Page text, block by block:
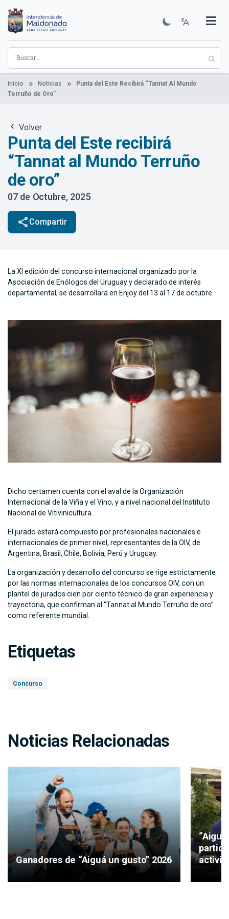
contenido
principal
Institucional
Municipios
Descubre Maldonado
Comunicación
Servicios
Guía De Trámites
Ver Noticias
Inicio Noticias
Punta del Este Recibirá “Tannat Al Mundo
Terruño de Oro”
Volver
Punta del Este recibirá
“Tannat al Mundo Terruño
de oro”
07 de Octubre, 2025
share Compartir
La XI edición del concurso internacional organizado por la
Asociación de Enólogos del Uruguay y declarado de interés
departamental, se desarrollará en Enjoy del 13 al 17 de octubre.
Dicho certamen cuenta con el aval de la Organización
Internacional de la Viña y el Vino, y a nivel nacional del Instituto
Nacional de Vitivinicultura.
El jurado estará compuesto por profesionales nacionales e
internacionales de primer nivel, representantes de la OIV, de
Argentina, Brasil, Chile, Bolivia, Perú y Uruguay.
La organización y desarrollo del concurso se rige estrictamente
por las normas internacionales de los concursos OIV, con un
plantel de jurados cien por ciento técnico de gran experiencia y
trayectoria, que confirman al “Tannat al Mundo Terruño de oro”
como referente mundial.
Etiquetas
Concurso
Noticias Relacionadas
Ganadores de “Aiguá un gusto” 2026